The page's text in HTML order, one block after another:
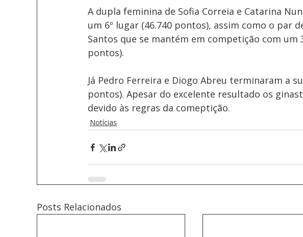
A dupla feminina de Sofia Correia e Catarina
um 6º lugar (46.740 pontos), assim como o par
Santos que se mantém em competição com um
pontos).
Já Pedro Ferreira e Diogo Abreu terminaram a
pontos). Apesar do excelente resultado os
devido às regras da comeptição.
Notícias
Posts Relacionados